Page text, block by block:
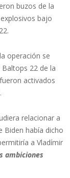
buzos de la
bajo
operación se
22 de la
activados
relacionar a
Biden había dicho
a Vladímir
ambiciones